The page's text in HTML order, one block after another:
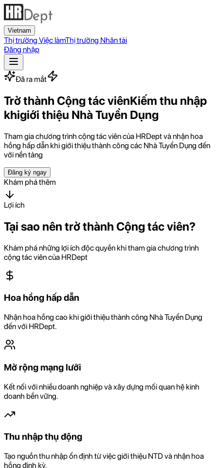
Vietnam
Thị trường Việc làmThị trường Nhân tài
Đăng nhập
Đã ra mắt
Trở thành Cộng tác viênKiếm thu nhập
khigiới thiệu Nhà Tuyển Dụng
Tham gia chương trình cộng tác viên của HRDept và nhận hoa
hồng hấp dẫn khi giới thiệu thành công các Nhà Tuyển Dụng đến
với nền tảng
Đăng ký ngay
Khám phá thêm
Lợi ích
Tại sao nên trở thành Cộng tác viên?
Khám phá những lợi ích độc quyền khi tham gia chương trình
cộng tác viên của HRDept
Hoa hồng hấp dẫn
Nhận hoa hồng cao khi giới thiệu thành công Nhà Tuyển Dụng
đến với HRDept.
Mở rộng mạng lưới
Kết nối với nhiều doanh nghiệp và xây dựng mối quan hệ kinh
doanh bền vững.
Thu nhập thụ động
Tạo nguồn thu nhập ổn định từ việc giới thiệu NTD và nhận hoa
hồng định kỳ.